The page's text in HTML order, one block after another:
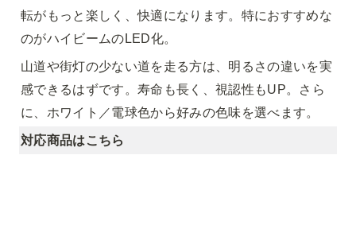
転がもっと楽しく、快適になります。特におすすめな
のがハイビームのLED化。
山道や街灯の少ない道を走る方は、明るさの違いを実
感できるはずです。寿命も長く、視認性もUP。さら
に、ホワイト／電球色から好みの色味を選べます。
対応商品はこちら